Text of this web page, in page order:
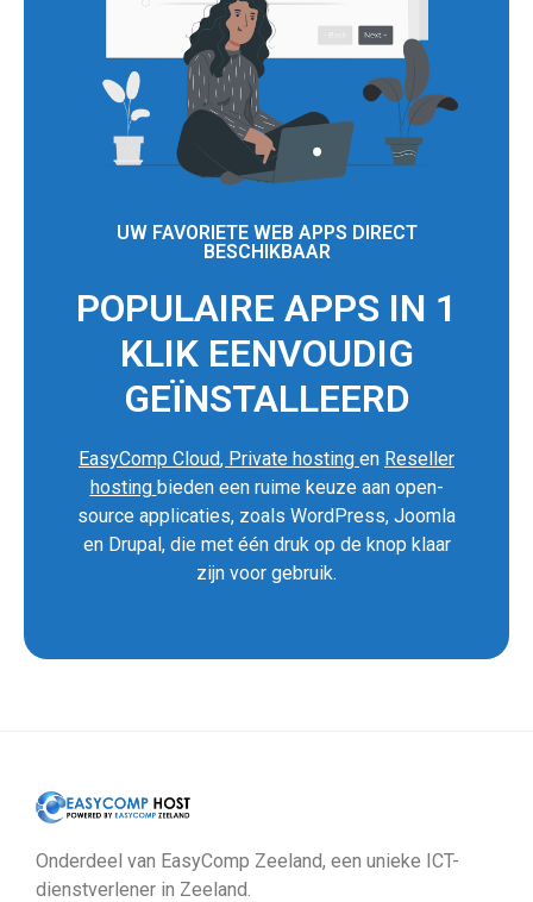
UW FAVORIETE WEB APPS DIRECT
BESCHIKBAAR
POPULAIRE APPS IN 1
KLIK EENVOUDIG
GEÏNSTALLEERD
EasyComp Cloud, Private hosting en Reseller
hosting bieden een ruime keuze aan open-
source applicaties, zoals WordPress, Joomla
en Drupal, die met één druk op de knop klaar
zijn voor gebruik.
Onderdeel van EasyComp Zeeland, een unieke ICT-
dienstverlener in Zeeland.